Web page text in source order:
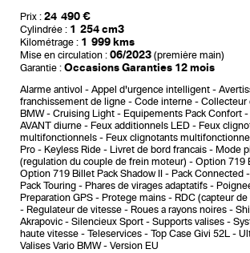
Prix : 24 490 €
Cylindrée : 1 254 cm3
Kilométrage : 1 999 kms
Mise en circulation : 06/2023 (première main)
Garantie : Occasions Garanties 12 mois
Alarme antivol Appel d'urgence intelligent
franchissement de ligne
Code interne Collecteur
BMW
Cruising Light Equipements Pack Confort
AVANT diurne
Feux additionnels LED
Feux
multifonctionnels
Feux clignotants
Pro
Keyless Ride Livret de bord francais Mode
(regulation du couple de frein moteur)
Option 719
Option 719 Billet Pack Shadow II
Pack Connected
Pack Touring
Phares de virages adaptatifs
Preparation GPS
Protege mains
RDC (capteur
Regulateur de vitesse
Roues a rayons noires
Akrapovic
Silencieux Sport Supports valises
haute vitesse
Teleservices Top Case Givi 52L
Valises Vario BMW
Version EU